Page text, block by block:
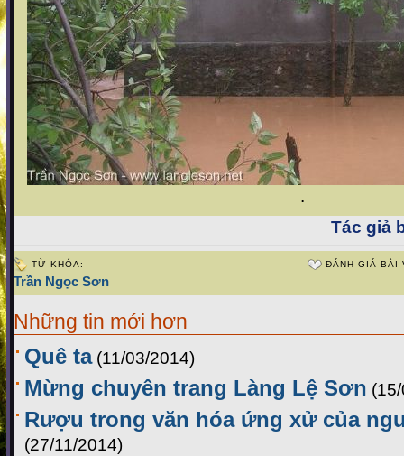
.
Tác giả
TỪ KHÓA:
Trần Ngọc Sơn
ĐÁNH GIÁ BÀI
Những tin mới hơn
Quê ta (11/03/2014)
Mừng chuyên trang Làng Lệ Sơn
Rượu trong văn hóa ứng xử của
(27/11/2014)